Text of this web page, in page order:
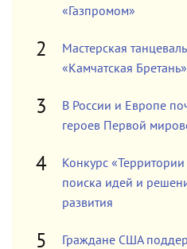
«Газпромом»
Мастерская
«Камчатская Бретань»
В России и Европе
героев Первой
Конкурс
поиска идей и
развития
Граждане США